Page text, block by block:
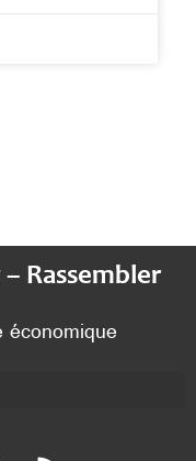
Rassembler
économique